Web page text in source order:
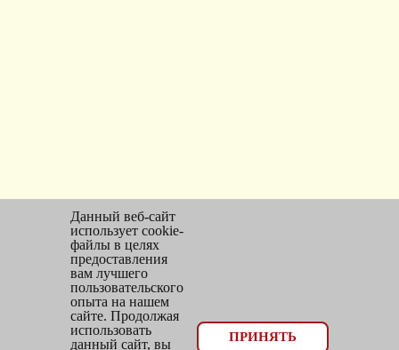
© 2026, оптовый отдел Мир трикотажа
Данный веб-сайт
использует cookie-
файлы в целях
предоставления
вам лучшего
пользовательского
опыта на нашем
сайте. Продолжая
использовать
данный сайт, вы
ПРИНЯТЬ